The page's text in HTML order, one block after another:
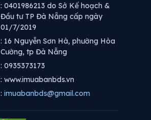
: 0401986213 do Sở Kế hoạch &
Đầu tư TP Đà Nẵng cấp ngày
01/7/2019
: 16 Nguyễn Sơn Hà, phường Hòa
Cường, tp Đà Nẵng
: 0935373173
: www.imuabanbds.vn
: imuabanbds@gmail.com